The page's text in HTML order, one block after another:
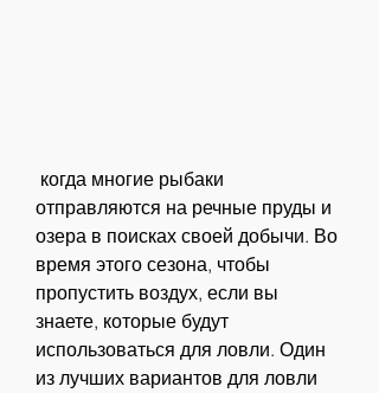
отправляются на речные пруды и
озера в поисках своей добычи. Во
время этого сезона, чтобы
пропустить воздух, если вы
знаете, которые будут
использоваться для ловли. Один
из лучших вариантов для ловли